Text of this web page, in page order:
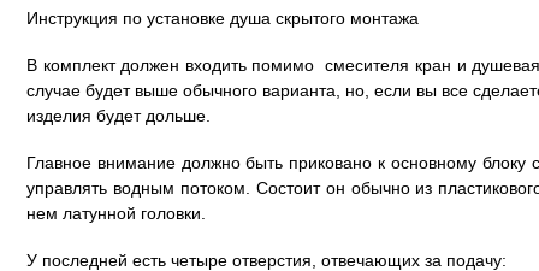
Инструкция по установке душа скрытого монтажа
В комплект должен входить помимо смесителя кран и
случае будет выше обычного варианта, но, если вы все
изделия будет дольше.
Главное внимание должно быть приковано к основному блоку
управлять водным потоком. Состоит он обычно из
нем латунной головки.
У последней есть четыре отверстия, отвечающих за подачу: